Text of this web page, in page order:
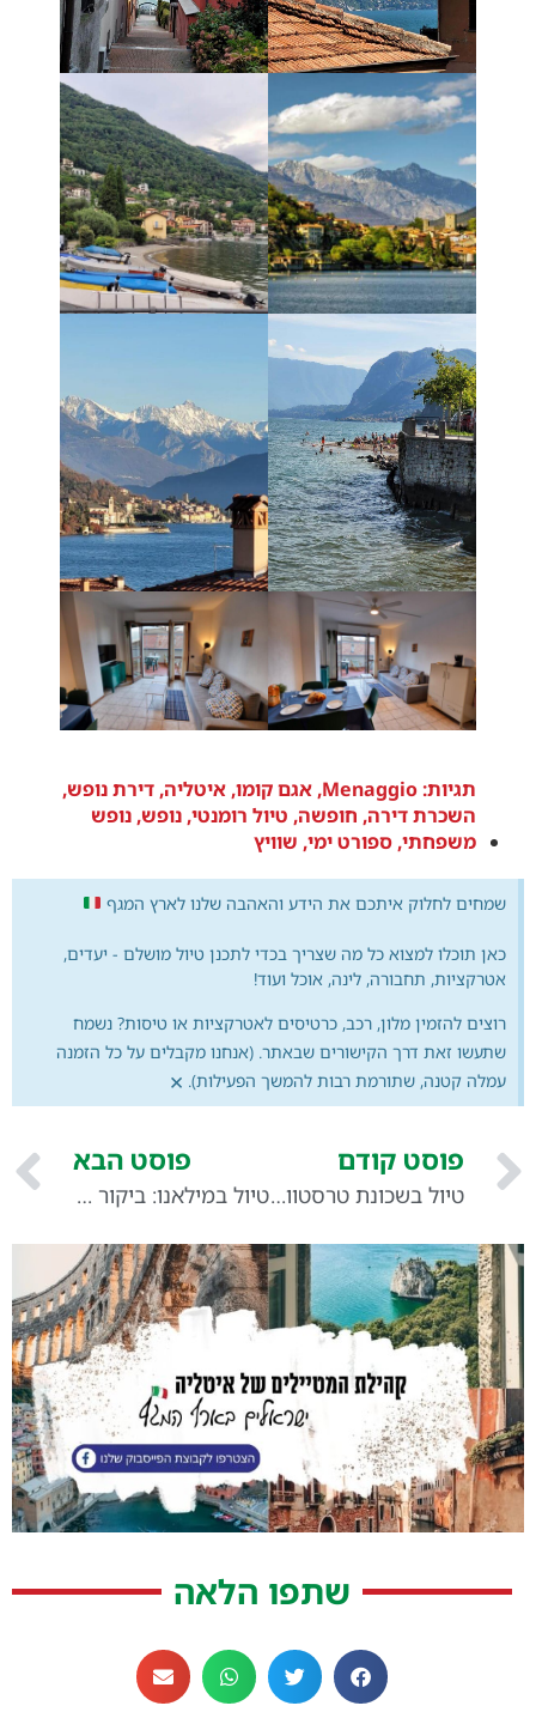
תגיות:Menaggio
, אגם קומו, איטליה, דירת נופש,
השכרת דירה, חופשה, טיול רומנטי, נופש, נופש
משפחתי, ספורט ימי, שוויץ
שמחים לחלוק איתכם את הידע והאהבה שלנו לארץ המגף
כאן תוכלו למצוא כל מה שצריך בכדי לתכנן טיול מושלם - יעדים,
אטרקציות, תחבורה, לינה, אוכל ועוד!
רוצים להזמין מלון, רכב, כרטיסים לאטרקציות או טיסות? נשמח
שתעשו זאת דרך הקישורים שבאתר. (אנחנו מקבלים על כל הזמנה
עמלה קטנה, שתורמת רבות להמשך הפעילות). ×
פוסט קודם
טיול בשכונת טרסטוורה ברומא: איך מגיעים?
פוסט הבא
טיול במילאנו: ביקור חובה בקתדרלת הדואומו
שתפו הלאה